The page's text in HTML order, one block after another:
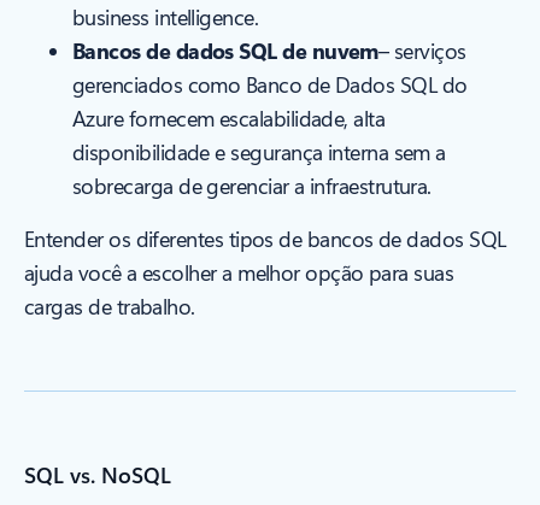
business intelligence.
Bancos de dados SQL de nuvem– serviços
gerenciados como Banco de Dados SQL do
Azure fornecem escalabilidade, alta
disponibilidade e segurança interna sem a
sobrecarga de gerenciar a infraestrutura.
Entender os diferentes tipos de bancos de dados SQL
ajuda você a escolher a melhor opção para suas
cargas de trabalho.
SQL vs. NoSQL